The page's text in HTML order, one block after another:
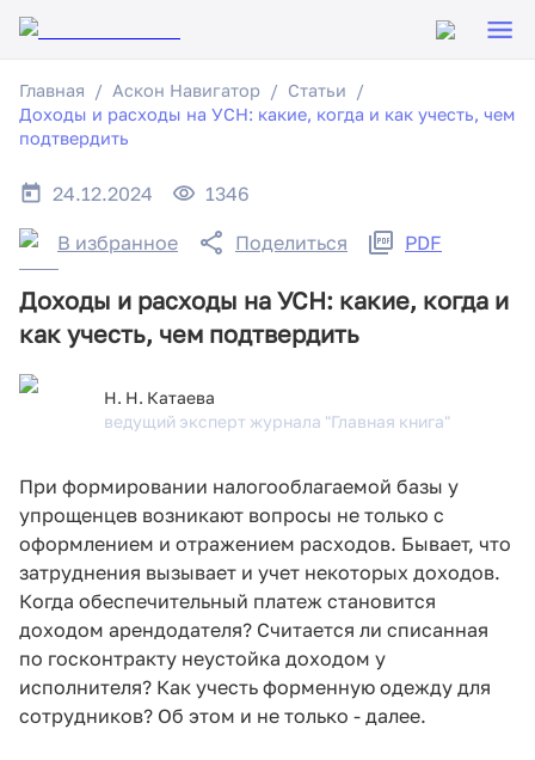
Главная Аскон Навигатор
Статьи
Доходы и расходы на УСН: какие, когда и как учесть, чем
подтвердить
24.12.2024 1346
В избранное Поделиться PDF
Доходы и расходы на УСН: какие, когда и
как учесть, чем подтвердить
При формировании налогооблагаемой базы у
упрощенцев возникают вопросы не только с
оформлением и отражением расходов. Бывает, что
затруднения вызывает и учет некоторых доходов.
Когда обеспечительный платеж становится
доходом арендодателя? Считается ли списанная
по госконтракту неустойка доходом у
исполнителя? Как учесть форменную одежду для
сотрудников? Об этом и не только - далее.
Н. Н. Катаева
ведущий эксперт журнала "Главная книга"